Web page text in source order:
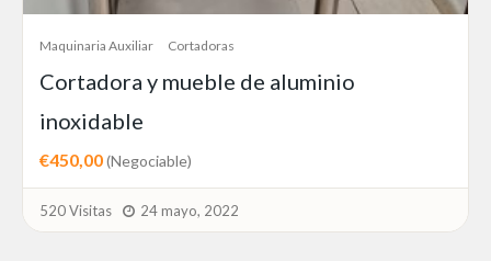
Maquinaria Auxiliar Cortadoras
Cortadora y mueble de aluminio
inoxidable
€450,00(Negociable)
520 Visitas 24 mayo, 2022